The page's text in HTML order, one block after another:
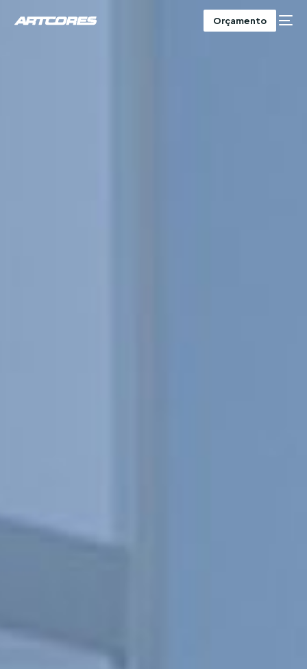
Orçamento